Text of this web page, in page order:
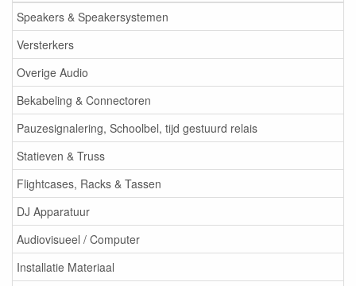
Speakers & Speakersystemen
Versterkers
Overige Audio
Bekabeling & Connectoren
Pauzesignalering, Schoolbel, tijd gestuurd relais
Statieven & Truss
Flightcases, Racks & Tassen
DJ Apparatuur
Audiovisueel / Computer
Installatie Materiaal